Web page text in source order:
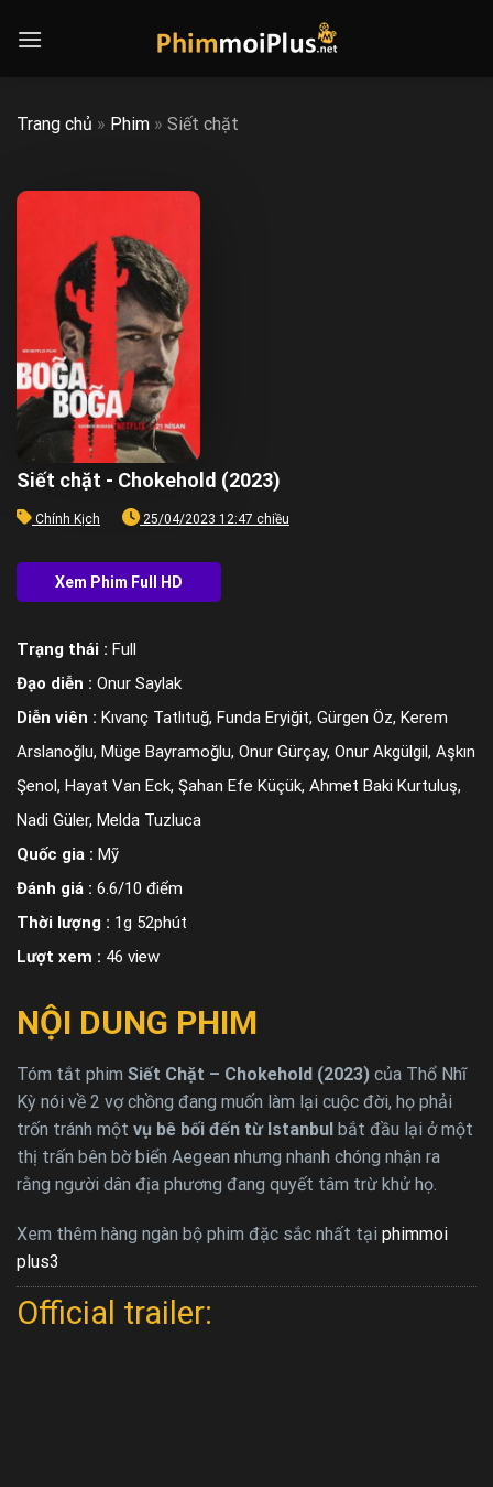
Trang chủ » Phim » Siết chặt
Siết chặt - Chokehold (2023)
Chính Kịch 25/04/2023 12:47 chiều
Trạng thái : Full
Đạo diễn : Onur Saylak
Diễn viên : Kıvanç Tatlıtuğ, Funda Eryiğit, Gürgen Öz, Kerem
Arslanoğlu, Müge Bayramoğlu, Onur Gürçay, Onur Akgülgil, Aşkın
Şenol, Hayat Van Eck, Şahan Efe Küçük, Ahmet Baki Kurtuluş,
Nadi Güler, Melda Tuzluca
Quốc gia : Mỹ
Đánh giá : 6.6/10 điểm
Thời lượng : 1g 52phút
Lượt xem : 46 view
NỘI DUNG PHIM
Tóm tắt phim Siết Chặt – Chokehold (2023) của Thổ Nhĩ
Kỳ nói về 2 vợ chồng đang muốn làm lại cuộc đời, họ phải
trốn tránh một vụ bê bối đến từ Istanbul bắt đầu lại ở một
thị trấn bên bờ biển Aegean nhưng nhanh chóng nhận ra
rằng người dân địa phương đang quyết tâm trừ khử họ.
Xem thêm hàng ngàn bộ phim đặc sắc nhất tại phimmoi
plus3
Official trailer: